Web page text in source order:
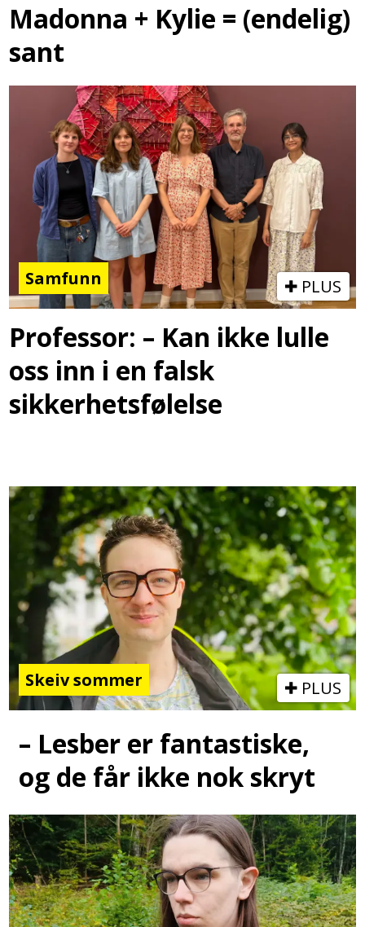
Madonna + Kylie = (endelig)
sant
Samfunn PLUS
Professor: – Kan ikke lulle
oss inn i en falsk
sikkerhetsfølelse
Skeiv sommer PLUS
– Lesber er fantastiske,
og de får ikke nok skryt